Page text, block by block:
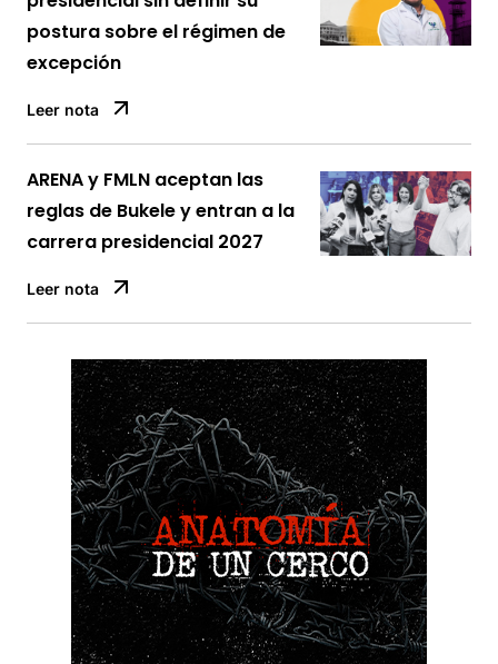
postura sobre el régimen de
excepción
Leer nota
ARENA y FMLN aceptan las
reglas de Bukele y entran a la
carrera presidencial 2027
Leer nota